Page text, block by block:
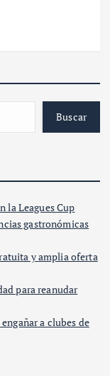
Buscar
la Leagues Cup
gastronómicas
y amplia oferta
para reanudar
a clubes de